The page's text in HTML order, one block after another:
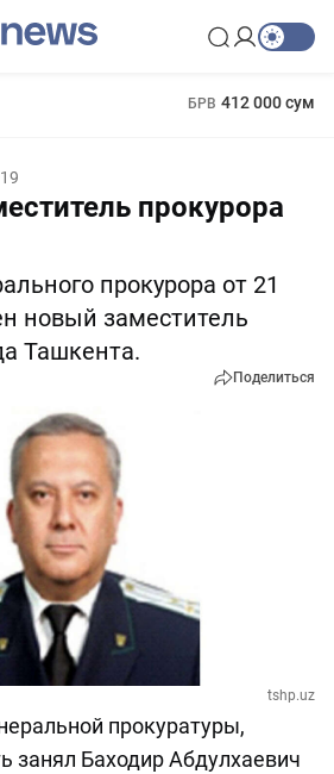
БРВ 412 000 сум
прокурора
прокурора от 21
новый заместитель
Ташкента.
Поделиться
tshp.uz
прокуратуры,
занял Баходир Абдулхаевич